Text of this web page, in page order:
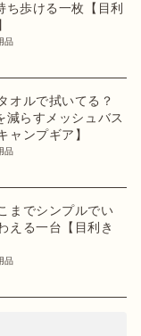
ち歩ける一枚【目利
品
オルで拭いてる？
減らすメッシュバス
ャンプギア】
品
までシンプルでい
える一台【目利き
品